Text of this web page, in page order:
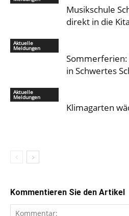
Musikschule
direkt in die
Aktuelle
Meldungen
in Schwertes
Aktuelle
Meldungen
Klimagarten
Kommentieren Sie den Artikel